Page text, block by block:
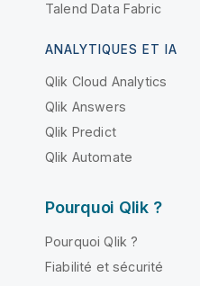
Talend Data Fabric
ANALYTIQUES ET IA
Qlik Cloud Analytics
Qlik Answers
Qlik Predict
Qlik Automate
Pourquoi Qlik ?
Pourquoi Qlik ?
Fiabilité et sécurité